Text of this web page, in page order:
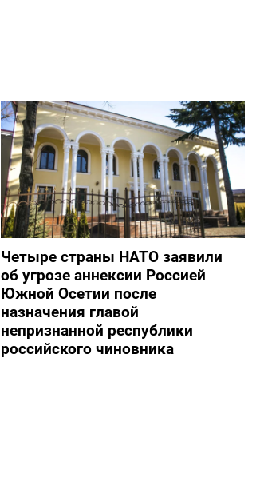
Четыре страны НАТО заявили
об угрозе аннексии Россией
Южной Осетии после
назначения главой
непризнанной республики
российского чиновника